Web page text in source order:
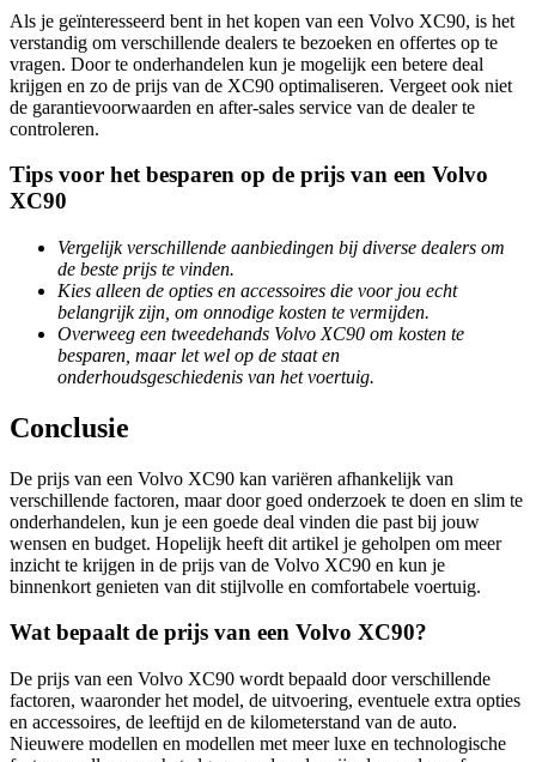
Als je geïnteresseerd bent in het kopen van een Volvo XC90, is het
verstandig om verschillende dealers te bezoeken en offertes op te
vragen. Door te onderhandelen kun je mogelijk een betere deal
krijgen en zo de prijs van de XC90 optimaliseren. Vergeet ook niet
de garantievoorwaarden en after-sales service van de dealer te
controleren.
Tips voor het besparen op de prijs van een Volvo
XC90
Vergelijk verschillende aanbiedingen bij diverse dealers om
de beste prijs te vinden.
Kies alleen de opties en accessoires die voor jou echt
belangrijk zijn, om onnodige kosten te vermijden.
Overweeg een tweedehands Volvo XC90 om kosten te
besparen, maar let wel op de staat en
onderhoudsgeschiedenis van het voertuig.
Conclusie
De prijs van een Volvo XC90 kan variëren afhankelijk van
verschillende factoren, maar door goed onderzoek te doen en slim te
onderhandelen, kun je een goede deal vinden die past bij jouw
wensen en budget. Hopelijk heeft dit artikel je geholpen om meer
inzicht te krijgen in de prijs van de Volvo XC90 en kun je
binnenkort genieten van dit stijlvolle en comfortabele voertuig.
Wat bepaalt de prijs van een Volvo XC90?
De prijs van een Volvo XC90 wordt bepaald door verschillende
factoren, waaronder het model, de uitvoering, eventuele extra opties
en accessoires, de leeftijd en de kilometerstand van de auto.
Nieuwere modellen en modellen met meer luxe en technologische